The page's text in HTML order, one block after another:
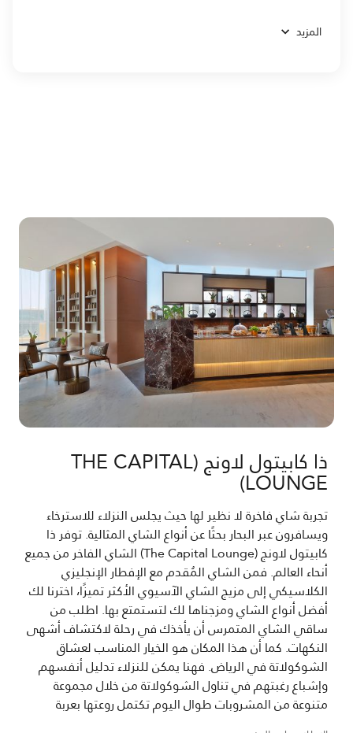
المزيد
ذا كابيتول لاونج (THE CAPITAL
LOUNGE)
تجربة شاي فاخرة لا نظير لها حيث يجلس النزلاء للاسترخاء
ويسافرون عبر البحار بحثًا عن أنواع الشاي المثالية. توفر ذا
كابيتول لاونج (The Capital Lounge) الشاي الفاخر من جميع
أنحاء العالم. فمن الشاي المُقدم مع الإفطار الإنجليزي
الكلاسيكي إلى مزيج الشاي الآسيوي الأكثر تميزًا، اخترنا لك
أفضل أنواع الشاي ومزجناها لك لتستمتع بها. اطلب من
ساقي الشاي المتمرس أن يأخذك في رحلة لاكتشاف أشهى
النكهات. كما أن هذا المكان هو الخيار المناسب لعشاق
الشوكولاتة في الرياض. فهنا يمكن للنزلاء تدليل أنفسهم
وإشباع رغبتهم في تناول الشوكولاتة من خلال مجموعة
متنوعة من المشروبات طوال اليوم تكتمل روعتها بعربة